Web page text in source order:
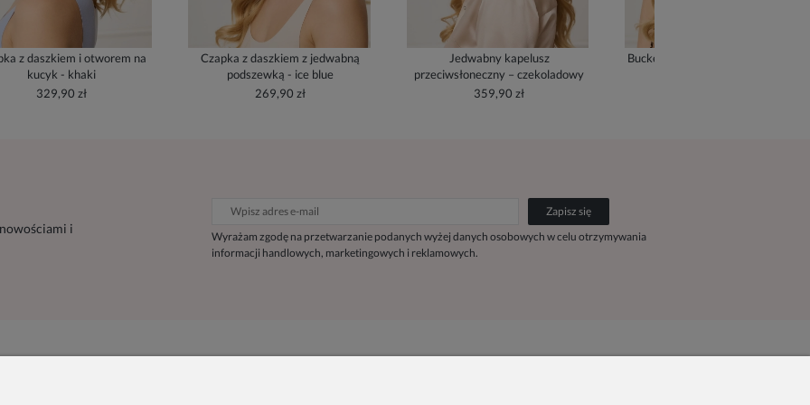
z daszkiem i otworem na
kucyk - khaki
329,90 zł
Czapka z daszkiem z jedwabną
podszewką - ice blue
269,90 zł
Jedwabny kapelusz
przeciwsłoneczny – czekoladowy
359,90 zł
Bucket Hat z jedwabną podszewką
i
Zapisz się
Wyrażam zgodę na przetwarzanie podanych wyżej danych osobowych w celu otrzymywania
informacji handlowych, marketingowych i reklamowych.